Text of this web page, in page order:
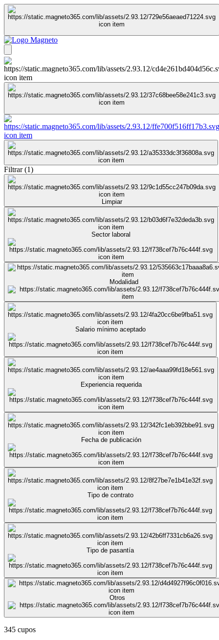
Filtrar(1)
Limpiar
Sector laboral
Modalidad
Salario mínimo aceptado
Experiencia requerida
Fecha de publicación
Tipo de contrato
Tipo de pasantía
Otros
345 cupos